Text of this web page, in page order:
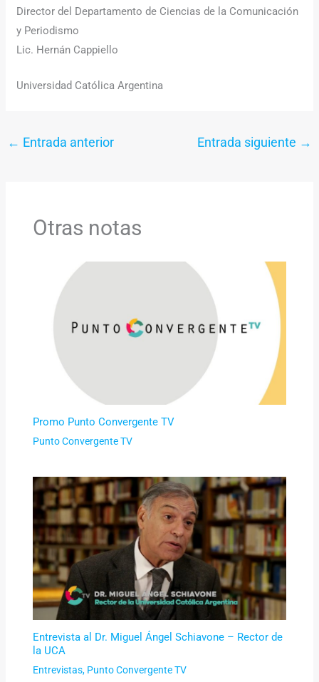
Director del Departamento de Ciencias de la Comunicación
y Periodismo
Lic. Hernán Cappiello
Universidad Católica Argentina
← Entrada anterior Entrada siguiente →
Otras notas
Promo Punto Convergente TV
Punto Convergente TV
Entrevista al Dr. Miguel Ángel Schiavone – Rector de
la UCA
Entrevistas, Punto Convergente TV